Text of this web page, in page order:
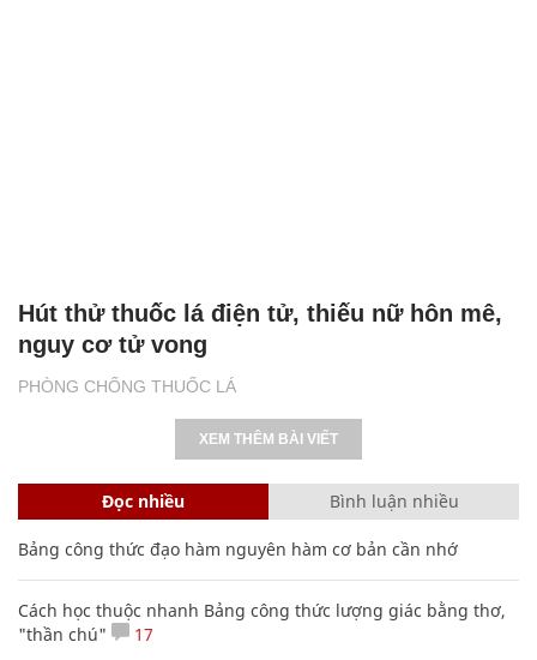
PHÒNG CHỐNG THUỐC LÁ
Hút thử thuốc lá điện tử, thiếu nữ hôn mê,
nguy cơ tử vong
XEM THÊM BÀI VIẾT
Đọc nhiều Bình luận nhiều
Bảng công thức đạo hàm nguyên hàm cơ bản cần nhớ
Cách học thuộc nhanh Bảng công thức lượng giác bằng thơ,
"thần chú"
17